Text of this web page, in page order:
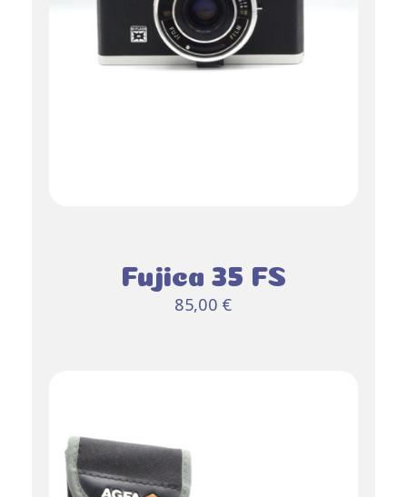
PANIER
Fujica 35 FS
85,00 €